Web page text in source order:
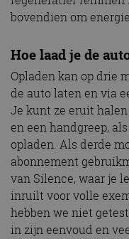
bovendien om
Hoe laad je de
Opladen kan op drie
de auto laten en via
Je kunt ze eruit
en een handgreep,
opladen. Als derde
abonnement
van Silence, waar je
inruilt voor volle
hebben we niet
in zijn eenvoud en